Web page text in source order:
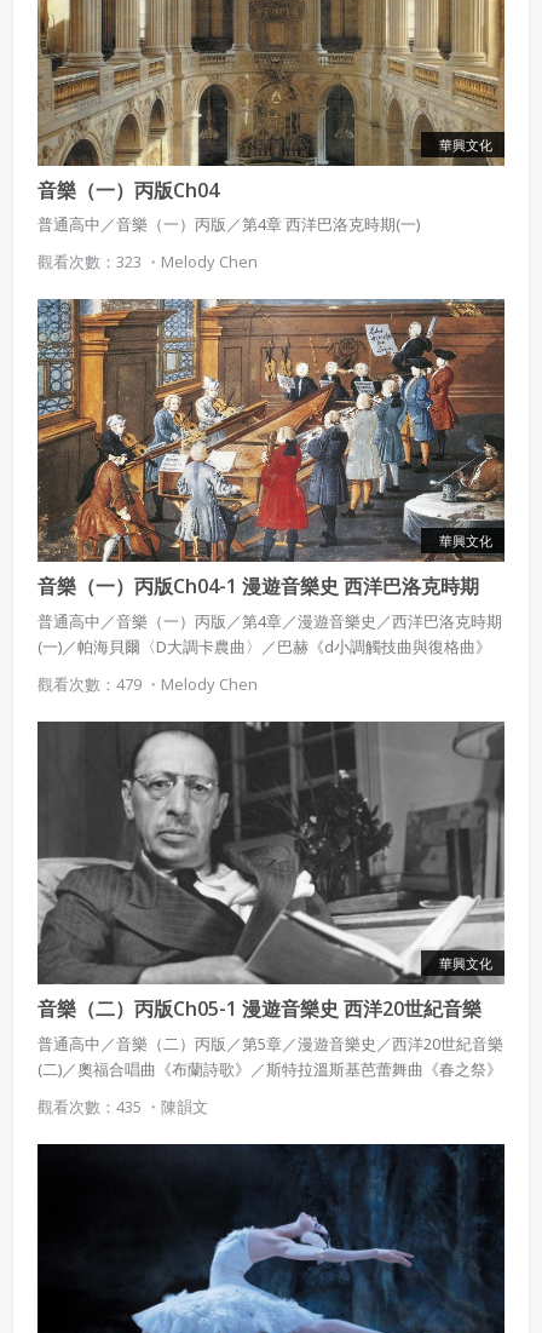
華興文化
音樂（一）丙版Ch04
普通高中／音樂（一）丙版／第4章 西洋巴洛克時期(一)
觀看次數：323 ・ Melody Chen
華興文化
音樂（一）丙版Ch04-1 漫遊音樂史 西洋巴洛克時期
(一)
普通高中／音樂（一）丙版／第4章／漫遊音樂史／西洋巴洛克時期
(一)／帕海貝爾〈D大調卡農曲〉／巴赫《d小調觸技曲與復格曲》
／韋瓦第協奏曲《四季》
觀看次數：479 ・ Melody Chen
華興文化
音樂（二）丙版Ch05-1 漫遊音樂史 西洋20世紀音樂
(二)
普通高中／音樂（二）丙版／第5章／漫遊音樂史／西洋20世紀音樂
(二)／奧福合唱曲《布蘭詩歌》／斯特拉溫斯基芭蕾舞曲《春之祭》
觀看次數：435 ・ 陳韻文